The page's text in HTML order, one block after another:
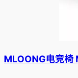
MLOONG电竞椅